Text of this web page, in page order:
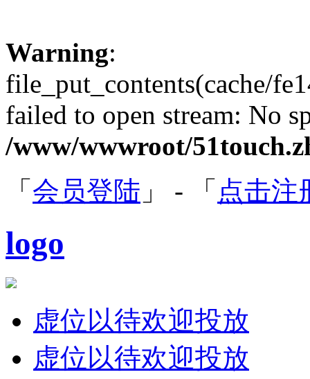
Warning:
file_put_contents(cache/
failed to open stream: No
/www/wwwroot/
「 会员登陆 」 - 「 点击注
logo
虚位以待欢迎投放
虚位以待欢迎投放